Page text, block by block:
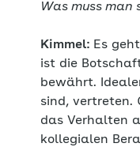
Was muss
Kimmel: Es
ist die
bewährt.
sind, vertreten.
das Verhalten
kollegialen